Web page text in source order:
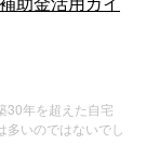
30年を超えた自宅
多いのではないでし